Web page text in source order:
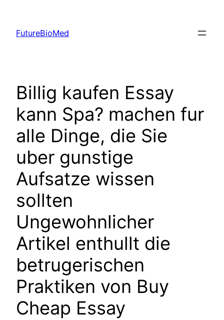
content
FutureBioMed
Billig kaufen Essay
kann Spa? machen fur
alle Dinge, die Sie
uber gunstige
Aufsatze wissen
sollten
Ungewohnlicher
Artikel enthullt die
betrugerischen
Praktiken von Buy
Cheap Essay